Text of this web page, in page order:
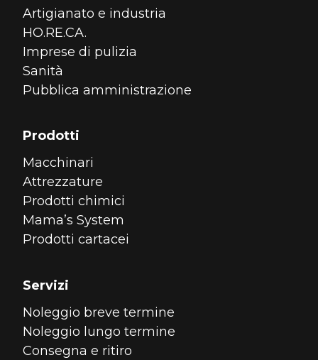
Artigianato e industria
HO.RE.CA.
Imprese di pulizia
Sanità
Pubblica amministrazione
Prodotti
Macchinari
Attrezzature
Prodotti chimici
Mama’s System
Prodotti cartacei
Servizi
Noleggio breve termine
Noleggio lungo termine
Consegna e ritiro